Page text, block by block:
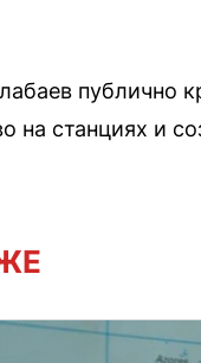
публично
станциях и